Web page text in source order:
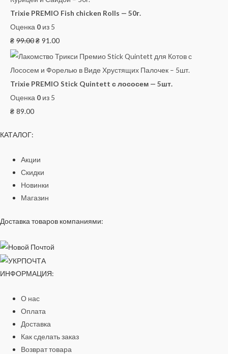
Trixie PREMIO Fish chicken Rolls — 50г.
Оценка 0 из 5
₴ 99.00₴ 91.00
Trixie PREMIO Stick Quintett с лососем — 5шт.
Оценка 0 из 5
₴ 89.00
КАТАЛОГ:
Акции
Скидки
Новинки
Магазин
Доставка товаров компаниями:
ИНФОРМАЦИЯ:
О нас
Оплата
Доставка
Как сделать заказ
Возврат товара